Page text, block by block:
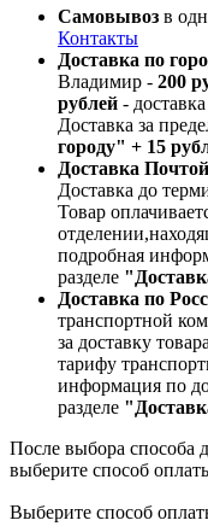
Самовывоз в
Контакты
Доставка по
Владимир - 200
рублей -
Доставка за
городу" + 15
Доставка
Доставка до
Товар
подробная
разделе
Доставка по
транспортной
за доставку
тарифу
информация по
разделе
После выбора способа
выберите способ
Выберите способ